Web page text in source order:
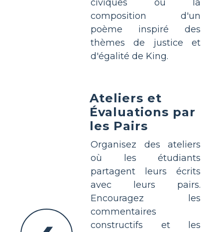
civiques ou la
composition d'un
poème inspiré des
thèmes de justice et
d'égalité de King.
Ateliers et
Évaluations par
les Pairs
Organisez des ateliers
où les étudiants
partagent leurs écrits
avec leurs pairs.
Encouragez les
commentaires
constructifs et les